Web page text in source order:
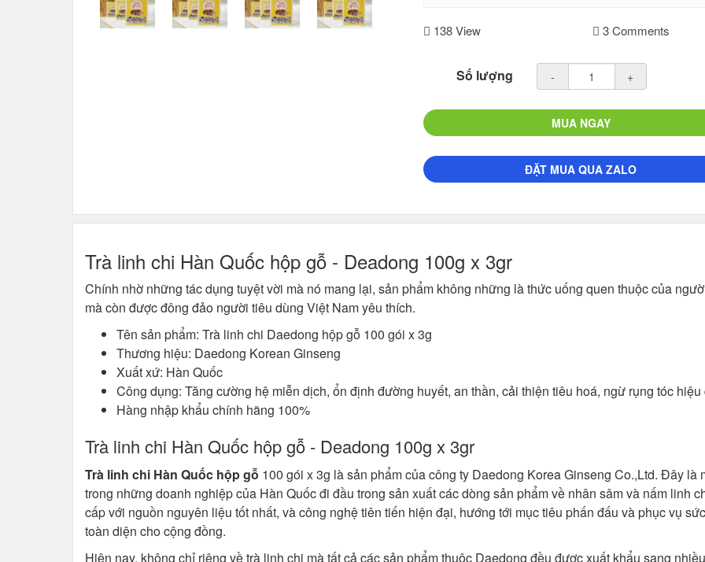
138 View 3 Comments
Số lượng - +
MUA NGAY
ĐẶT MUA QUA ZALO
Trà linh chi Hàn Quốc hộp gỗ - Deadong 100g x 3gr
Chính nhờ những tác dụng tuyệt vời mà nó mang lại, sản phẩm không những là thức uống quen thuộc của
mà còn được đông đảo người tiêu dùng Việt Nam yêu thích.
Tên sản phẩm: Trà linh chi Daedong hộp gỗ 100 gói x 3g
Thương hiệu: Daedong Korean Ginseng
Xuất xứ: Hàn Quốc
Công dụng: Tăng cường hệ miễn dịch, ổn định đường huyết, an thần, cải thiện tiêu hoá, ngừ rụng tóc hiệu
Hàng nhập khẩu chính hãng 100%
Trà linh chi Hàn Quốc hộp gỗ - Deadong 100g x 3gr
Trà linh chi Hàn Quốc hộp gỗ 100 gói x 3g là sản phẩm của công ty Daedong Korea Ginseng Co.,Ltd. Đây là
trong những doanh nghiệp của Hàn Quốc đi đầu trong sản xuất các dòng sản phẩm về nhân sâm và nấm linh
cấp với nguồn nguyên liệu tốt nhất, và công nghệ tiên tiến hiện đại, hướng tới mục tiêu phấn đấu và phục vụ
toàn diện cho cộng đồng.
Hiện nay, không chỉ riêng về trà linh chi mà tất cả các sản phẩm thuộc Daedong đều được xuất khẩu sang